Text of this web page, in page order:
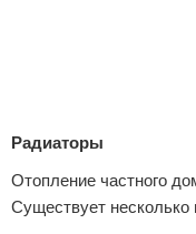
Радиаторы
Отопление частного
Существует несколько